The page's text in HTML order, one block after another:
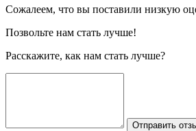
Сожалеем, что вы поставили низкую
Позвольте нам стать лучше!
Расскажите, как нам стать лучше?
Отправить